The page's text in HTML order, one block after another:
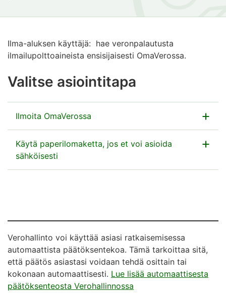
Ilma-aluksen käyttäjä: hae veronpalautusta
ilmailupolttoaineista ensisijaisesti OmaVerossa.
Valitse asiointitapa
Ilmoita OmaVerossa
Siirry OmaVeroon
Käytä paperilomaketta, jos et voi asioida
sähköisesti
Veronpalautushakemus ilmailupolttoaineista
(pdf, 698 kt)
Täyttöohje
Verohallinto voi käyttää asiasi ratkaisemisessa
automaattista päätöksentekoa. Tämä tarkoittaa sitä,
että päätös asiastasi voidaan tehdä osittain tai
kokonaan automaattisesti. Lue lisää automaattisesta
päätöksenteosta Verohallinnossa